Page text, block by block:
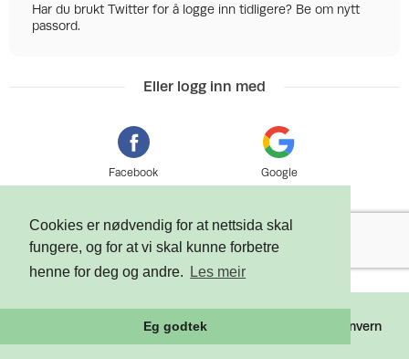
Cookies er nødvendig for at nettsida skal
fungere, og for at vi skal kunne forbetre
henne for deg og andre.
Les meir
Eg godtek
Har du brukt Twitter for å logge inn tidligere? Be om nytt
passord.
Eller logg inn med
Facebook Google
2026 Tixly AS - Powered by Personvern